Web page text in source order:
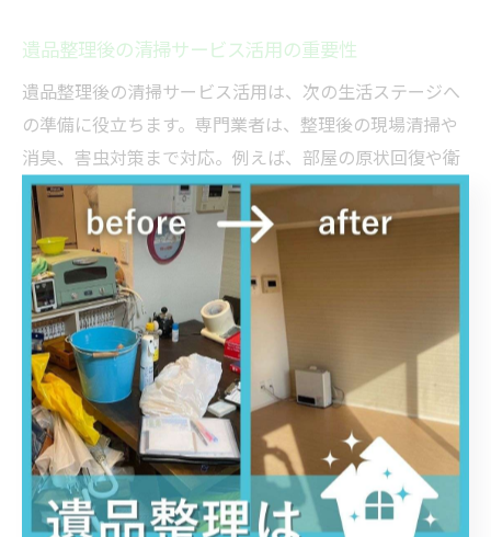
遺品整理後の清掃サービス活用の重要性
遺品整理後の清掃サービス活用は、次の生活ステージへ
の準備に役立ちます。専門業者は、整理後の現場清掃や
消臭、害虫対策まで対応。例えば、部屋の原状回復や衛
生管理など、次に利用する方にも配慮したサービスが受
けられます。トータルサポートで安心感が生まれます。
女性や高齢者も安心して利用できる配慮とは
女性や高齢者の利用にも配慮したサービスが重要です。
女性スタッフの同行や丁寧な説明、作業前後の相談対応
など、安心して依頼できる環境が整っています。例え
ば、力仕事が難しい方へ梱包や搬出も代行し、プライバ
シー保護にも配慮。細やかな気遣いで誰もが安心して利
用可能です。